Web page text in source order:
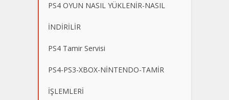
PS4 OYUN NASIL YÜKLENİR-NASIL
İNDİRİLİR
PS4 Tamir Servisi
PS4-PS3-XBOX-NİNTENDO-TAMİR
İŞLEMLERİ